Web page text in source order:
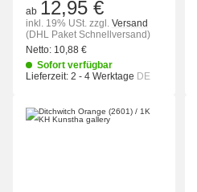
ab 12,95 €
inkl. 19% USt. zzgl. Versand
(DHL Paket Schnellversand)
Netto: 10,88 €
Sofort verfügbar
Lieferzeit: 2 - 4 Werktage DE